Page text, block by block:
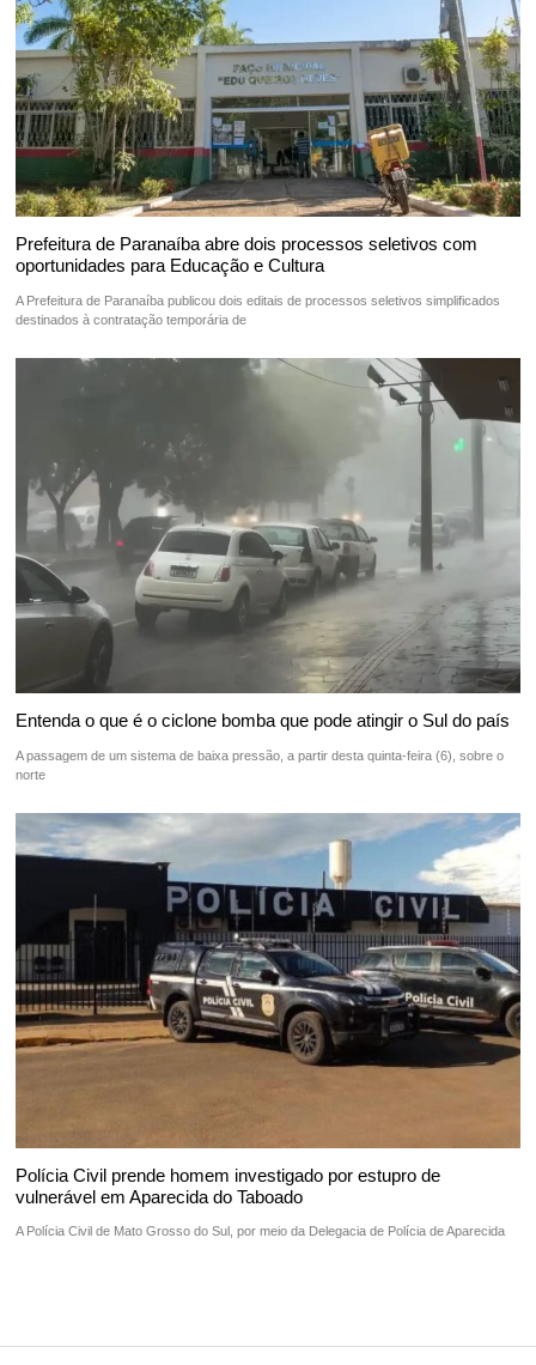
Prefeitura de Paranaíba abre dois processos seletivos com
oportunidades para Educação e Cultura
A Prefeitura de Paranaíba publicou dois editais de processos seletivos simplificados
destinados à contratação temporária de
Entenda o que é o ciclone bomba que pode atingir o Sul do país
A passagem de um sistema de baixa pressão, a partir desta quinta-feira (6), sobre o
norte
Polícia Civil prende homem investigado por estupro de
vulnerável em Aparecida do Taboado
A Polícia Civil de Mato Grosso do Sul, por meio da Delegacia de Polícia de Aparecida